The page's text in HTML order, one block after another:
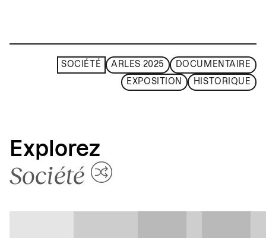
SOCIÉTÉ ARLES 2025 DOCUMENTAIRE
EXPOSITION HISTORIQUE
Explorez
Société